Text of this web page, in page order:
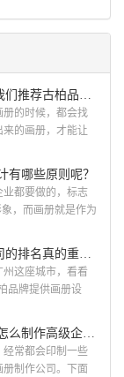
广州画册设计哪家公司好？我们推荐古柏品牌设计
的时候，都会找
的画册，才能让
家公司。 广州画
择古柏品牌设
于2004年，是
...
有哪些原则呢？
都要做的，标志
，而画册就是作为
标志设计画册设
几乎找不至更好
难度比之其它任
你觉得广州十大画册设计公司的排名真的重要吗？
这座城市，看看
品牌提供画册设
单位/产品/目录画
的小伙伴都会对
的古柏设计 古
如何选择高级画册设计公司 怎么制作高级企业画册
常都会印制一些
制作公司。下面